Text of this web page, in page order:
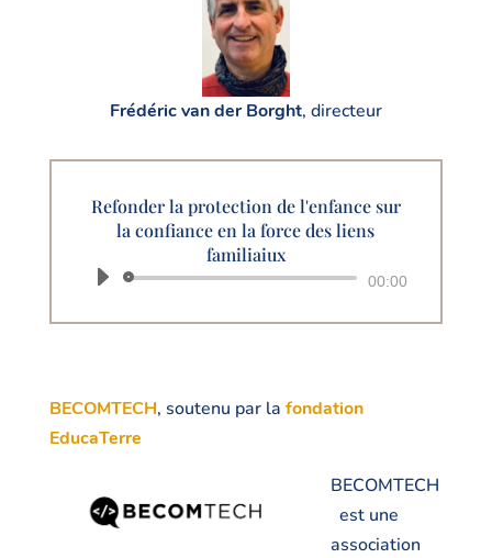
Frédéric van der Borght, directeur
Refonder la protection de l'enfance sur
la confiance en la force des liens
familiaiux
Lecteur
00:00
BECOMTECH, soutenu par la fondation
EducaTerre
BECOMTECH
est une
association